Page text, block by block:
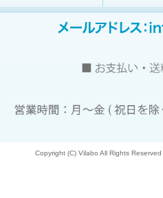
Copyright (C) Vilabo All Rights Reserved